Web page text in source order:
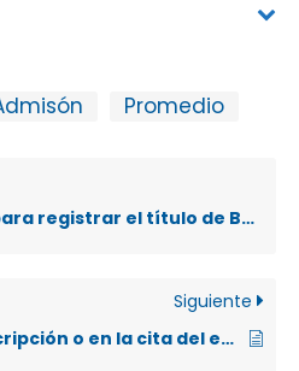
Promedio
de Bachiller en Educación Media vía web?
Siguiente
Si algún dato de la inscripción o en la cita del examen está incorrecta, ¿puedo apelar?